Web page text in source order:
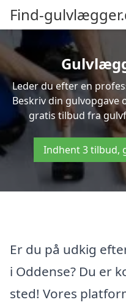
Find-
Leder du efter en
Beskriv din
gratis tilbud fra
Indhent 3 tilbud,
Er du på udkig
i Oddense? Du er
sted! Vores